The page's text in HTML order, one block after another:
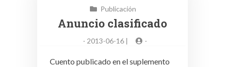
Publicación
Anuncio clasificado
- 2013-06-16 | -
Cuento publicado en el suplemento